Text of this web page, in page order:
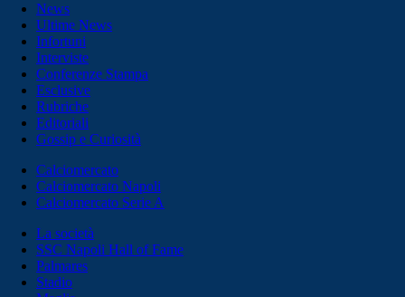
News
Ultime News
Infortuni
Interviste
Conferenze Stampa
Esclusive
Rubriche
Editoriali
Gossip e Curiosità
Calciomercato
Calciomercato Napoli
Calciomercato Serie A
La società
SSC Napoli Hall of Fame
Palmares
Stadio